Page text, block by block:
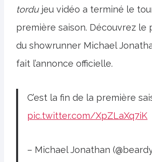
tordujeu vidéo a terminé le
première saison. Découvrez le
du showrunner Michael
fait l’annonce officielle.
C’est la fin de la première
pic.twitter.com/XpZLaXq7iK
– Michael Jonathan